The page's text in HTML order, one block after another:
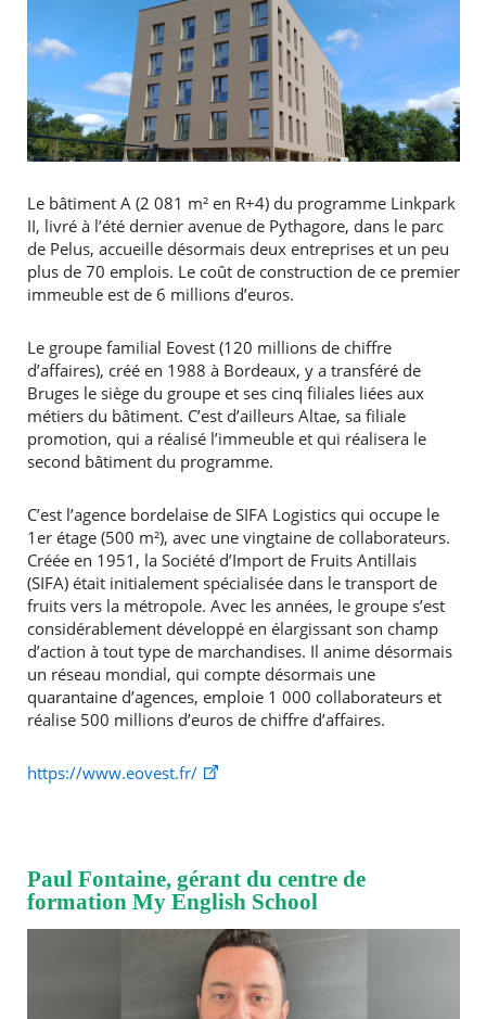
Le bâtiment A (2 081 m² en R+4) du programme Linkpark
II, livré à l’été dernier avenue de Pythagore, dans le parc
de Pelus, accueille désormais deux entreprises et un peu
plus de 70 emplois. Le coût de construction de ce premier
immeuble est de 6 millions d’euros.
Le groupe familial Eovest (120 millions de chiffre
d’affaires), créé en 1988 à Bordeaux, y a transféré de
Bruges le siège du groupe et ses cinq filiales liées aux
métiers du bâtiment. C’est d’ailleurs Altae, sa filiale
promotion, qui a réalisé l’immeuble et qui réalisera le
second bâtiment du programme.
C’est l’agence bordelaise de SIFA Logistics qui occupe le
1er étage (500 m²), avec une vingtaine de collaborateurs.
Créée en 1951, la Société d’Import de Fruits Antillais
(SIFA) était initialement spécialisée dans le transport de
fruits vers la métropole. Avec les années, le groupe s’est
considérablement développé en élargissant son champ
d’action à tout type de marchandises. Il anime désormais
un réseau mondial, qui compte désormais une
quarantaine d’agences, emploie 1 000 collaborateurs et
réalise 500 millions d’euros de chiffre d’affaires.
https://www.eovest.fr/
Paul Fontaine, gérant du centre de
formation My English School